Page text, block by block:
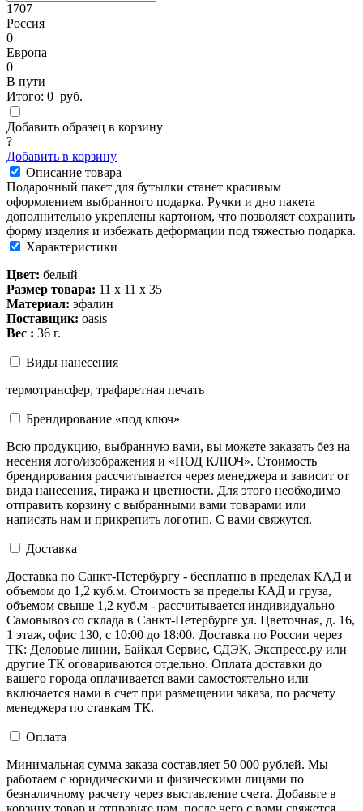
1707
Россия
0
Европа
0
В пути
Итого: 0 руб.
Добавить образец в корзину
?
Добавить в корзину
Описание товара
Подарочный пакет для бутылки станет красивым
оформлением выбранного подарка. Ручки и дно пакета
дополнительно укреплены картоном, что позволяет сохранить
форму изделия и избежать деформации под тяжестью подарка.
Характеристики
Цвет: белый
Размер товара: 11 х 11 х 35
Материал: эфалин
Поставщик: oasis
Вес : 36 г.
Виды нанесения
термотрансфер, трафаретная печать
Брендирование «под ключ»
Всю продукцию, выбранную вами, вы можете заказать без на
несения лого/изображения и «ПОД КЛЮЧ». Стоимость
брендирования рассчитывается через менеджера и зависит от
вида нанесения, тиража и цветности. Для этого необходимо
отправить корзину с выбранными вами товарами или
написать нам и прикрепить логотип. С вами свяжутся.
Доставка
Доставка по Санкт-Петербургу - бесплатно в пределах КАД и
объемом до 1,2 куб.м. Стоимость за пределы КАД и груза,
объемом свыше 1,2 куб.м - рассчитывается индивидуально
Самовывоз со склада в Санкт-Петербурге ул. Цветочная, д. 16,
1 этаж, офис 130, с 10:00 до 18:00. Доставка по России через
ТК: Деловые линии, Байкал Сервис, СДЭК, Экспресс.ру или
другие ТК оговариваются отдельно. Оплата доставки до
вашего города оплачивается вами самостоятельно или
включается нами в счет при размещении заказа, по расчету
менеджера по ставкам ТК.
Оплата
Минимальная сумма заказа составляет 50 000 рублей. Мы
работаем с юридическими и физическими лицами по
безналичному расчету через выставление счета. Добавьте в
корзину товар и отправьте нам, после чего с вами свяжется